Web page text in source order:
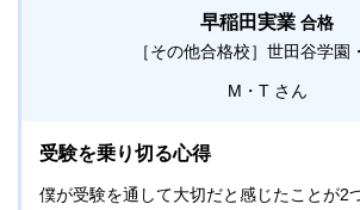
右されやすいなか、校舎の先生方が一人ひ
を理解し、温かく支えてくださったことで
分に発揮できました。心より感謝しており
早稲田実業 合格
［その他合格校］ 世田谷学園
M・T
受験を乗り切る心得
僕が受験を通して大切だと感じたことが2